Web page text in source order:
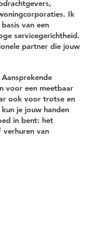
Ik
van een
servicegerichtheid.
partner die jouw
voor een meetbaar
ook voor trotse en
je jouw handen
in bent: het
van